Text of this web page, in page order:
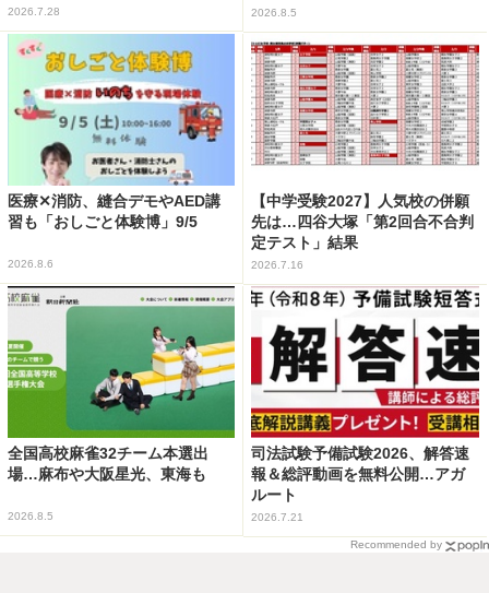
2026.7.28 2026.8.5
医療✕消防、縫合デモやAED講
習も「おしごと体験博」9/5
2026.8.6
【中学受験2027】人気校の併願
先は…四谷大塚「第2回合不合判
定テスト」結果
2026.7.16
全国高校麻雀32チーム本選出
場…麻布や大阪星光、東海も
2026.8.5
司法試験予備試験2026、解答速
報＆総評動画を無料公開…アガ
ルート
2026.7.21
Recommended by